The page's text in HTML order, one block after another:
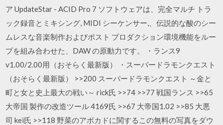
ア UpdateStar - ACID Pro 7 ソフトウェアは、完全マルチ トラ
ック録音とミキシング, MIDI シーケンサー,、伝説的な酸のシー
ムレスな音楽制作およびポスト プロダクション環境機能をルー
プを組み合わせた、DAW の原動力です。 ・ランス9
v1.00/2.00用（おそらく最新版） ・スーパードラモンクエスト
（おそらく最新版） >>200 スーパードラモンクエスト ～金と
町と女と史上最大の戦い～ rick氏 >>74 >>77 戦国ランス >>65
大帝国 製作の改造ツール 4169氏 >>67 大帝国1.02 >>85 大悪
司 kei氏 >>118 野菜のアボカドに関するこの無料の写真をダウ